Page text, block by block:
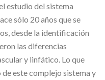
estudio del sistema
sólo 20 años que se
desde la identificación
las diferencias
y linfático. Lo que
este complejo sistema y